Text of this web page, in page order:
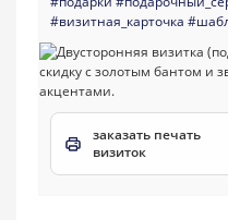
#визитная_карточка
заказать печать
визиток